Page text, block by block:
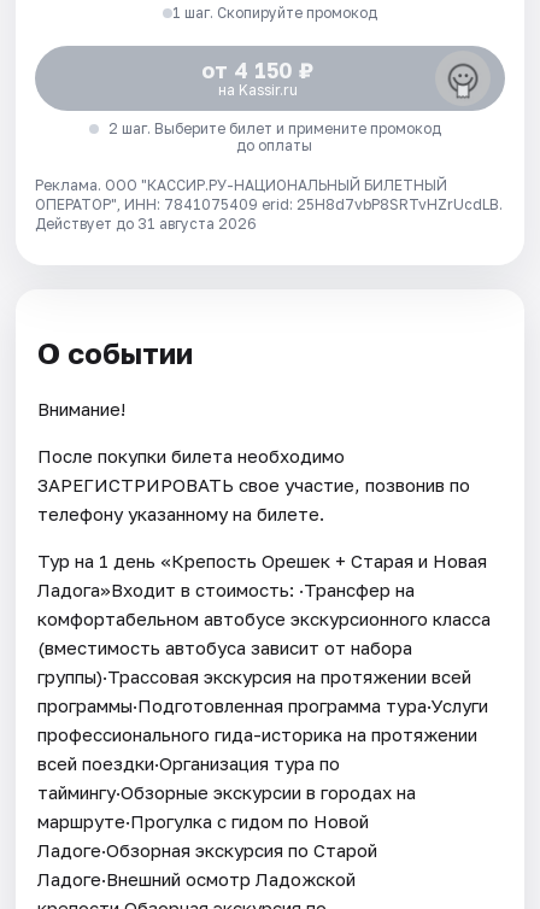
1 шаг. Скопируйте промокод
от 4 150 ₽
на Kassir.ru
2 шаг. Выберите билет и примените промокод
до оплаты
Реклама. ООО "КАССИР.РУ-НАЦИОНАЛЬНЫЙ БИЛЕТНЫЙ
ОПЕРАТОР", ИНН: 7841075409 erid: 25H8d7vbP8SRTvHZrUcdLB.
Действует до 31 августа 2026
О событии
Внимание!
После покупки билета необходимо
ЗАРЕГИСТРИРОВАТЬ свое участие, позвонив по
телефону указанному на билете.
Тур на 1 день «Крепость Орешек + Старая и Новая
Ладога»Входит в стоимость: ·Трансфер на
комфортабельном автобусе экскурсионного класса
(вместимость автобуса зависит от набора
группы)·Трассовая экскурсия на протяжении всей
программы·Подготовленная программа тура·Услуги
профессионального гида-историка на протяжении
всей поездки·Организация тура по
таймингу·Обзорные экскурсии в городах на
маршруте·Прогулка с гидом по Новой
Ладоге·Обзорная экскурсия по Старой
Ладоге·Внешний осмотр Ладожской